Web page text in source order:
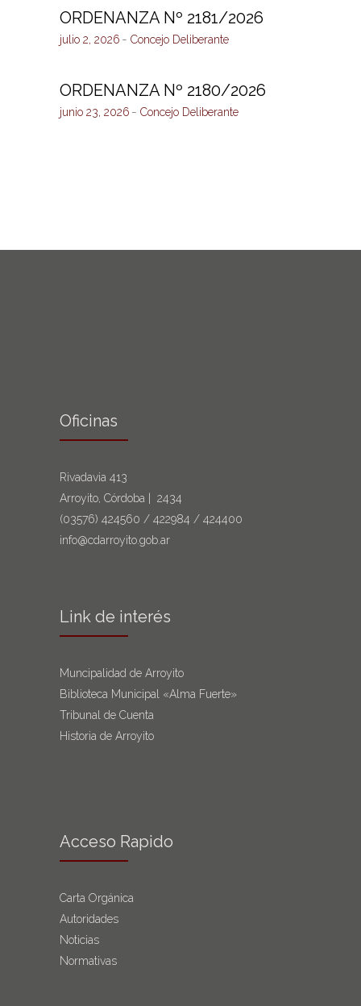
ORDENANZA Nº 2181/2026
julio 2, 2026 Concejo Deliberante
ORDENANZA Nº 2180/2026
junio 23, 2026 Concejo Deliberante
Oficinas
Rivadavia 413
Arroyito, Córdoba | 2434
(03576) 424560 / 422984 / 424400
info@cdarroyito.gob.ar
Link de interés
Muncipalidad de Arroyito
Biblioteca Municipal «Alma Fuerte»
Tribunal de Cuenta
Historia de Arroyito
Acceso Rapido
Carta Orgánica
Autoridades
Noticias
Normativas